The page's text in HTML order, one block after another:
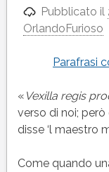
Pubblicato il
OrlandoFurioso
Parafrasi
« Vexilla regis
verso di noi; però
disse ‘l maestro
Come quando